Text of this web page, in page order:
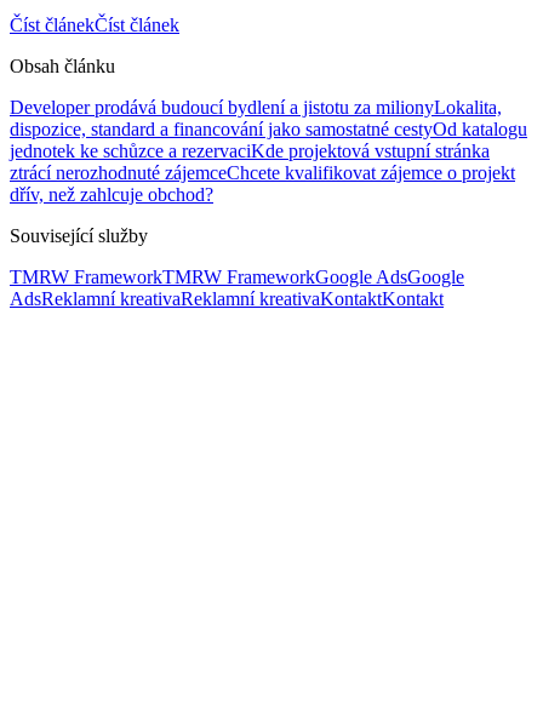
Číst článekČíst článek
Obsah článku
Developer prodává budoucí bydlení a jistotu za milionyLokalita,
dispozice, standard a financování jako samostatné cestyOd katalogu
jednotek ke schůzce a rezervaciKde projektová vstupní stránka
ztrácí nerozhodnuté zájemceChcete kvalifikovat zájemce o projekt
dřív, než zahlcuje obchod?
Související služby
TMRW FrameworkTMRW FrameworkGoogle AdsGoogle
AdsReklamní kreativaReklamní kreativaKontaktKontakt